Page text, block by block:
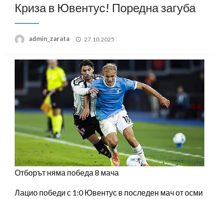
Криза в Ювентус! Поредна загуба
admin_zarata
Posted
27.10.2025
Отборът няма победа 8 мача
Лацио победи с 1:0 Ювентус в последен мач от осми